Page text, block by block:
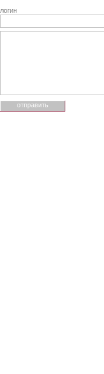
логин